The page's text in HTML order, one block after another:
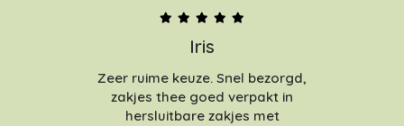
Iris
Zeer ruime keuze. Snel bezorgd,
zakjes thee goed verpakt in
hersluitbare zakjes met